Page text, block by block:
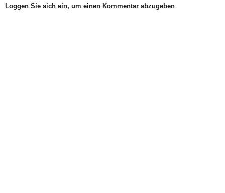
Loggen Sie sich ein, um einen Kommentar abzugeben